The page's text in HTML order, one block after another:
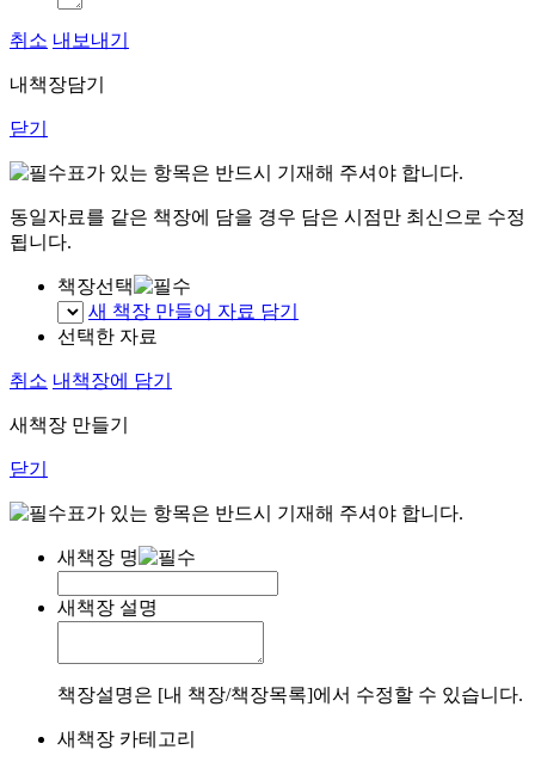
취소 내보내기
내책장담기
닫기
표가 있는 항목은 반드시 기재해 주셔야 합니다.
동일자료를 같은 책장에 담을 경우 담은 시점만 최신으로 수정
됩니다.
책장선택
새 책장 만들어 자료 담기
선택한 자료
취소 내책장에 담기
새책장 만들기
닫기
표가 있는 항목은 반드시 기재해 주셔야 합니다.
새책장 명
새책장 설명
책장설명은 [내 책장/책장목록]에서 수정할 수 있습니다.
새책장 카테고리